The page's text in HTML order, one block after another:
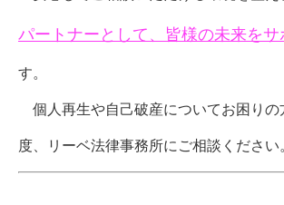
パートナーとして、皆様の未来をサ
す。
個人再生や自己破産についてお困りの
度、リーベ法律事務所にご相談ください